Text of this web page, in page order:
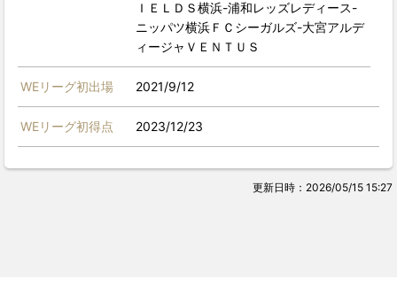
ＩＥＬＤＳ横浜-浦和レッズレディース-
ニッパツ横浜ＦＣシーガルズ-大宮アルデ
ィージャＶＥＮＴＵＳ
WEリーグ初出場 2021/9/12
WEリーグ初得点 2023/12/23
更新日時：2026/05/15 15:27